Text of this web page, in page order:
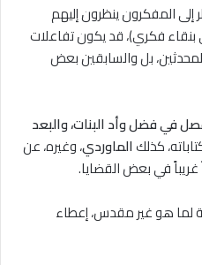
إلى المفكرون ينظرون إليهم
بنقاء فكري)، قد يكون تفاعلات
بل والسابقين بعض
في فضل وأد البنات، والبعد
كذلكالماوردي، وغيره، عن
غريباً في بعض القضايا.
لما هو غير مقدس، إعطاء